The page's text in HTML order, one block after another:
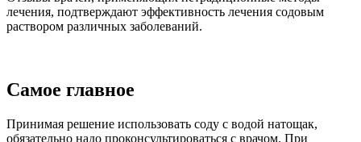
лечения, подтверждают эффективность лечения содовым
раствором различных заболеваний.
Самое главное
Принимая решение использовать соду с водой натощак,
обязательно надо проконсультироваться с врачом. При